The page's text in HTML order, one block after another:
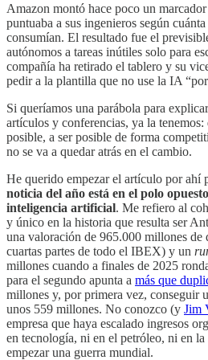
Amazon montó hace poco un
puntuaba a sus ingenieros según
consumían. El resultado fue el
autónomos a tareas inútiles solo para
compañía ha retirado el tablero y su
pedir a la plantilla que no use la IA
Si queríamos una parábola para
artículos y conferencias, ya la
posible, a ser posible de forma
no se va a quedar atrás en el cambio.
He querido empezar el artículo por ahí
noticia del año está en el polo
inteligencia artificial. Me refiero al
y único en la historia que resulta ser
una valoración de 965.000 millones de
cuartas partes de todo el IBEX) y un
millones cuando a finales de 2025
para el segundo apunta a más que
millones y, por primera vez, conseguir
unos 559 millones. No conozco (y Jim
empresa que haya escalado ingresos
en tecnología, ni en el petróleo, ni en
empezar una guerra mundial.